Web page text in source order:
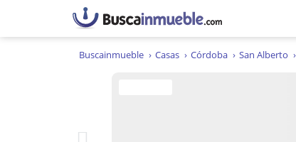
Buscainmueble Casas Córdoba San Alberto